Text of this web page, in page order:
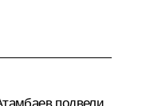
подвели